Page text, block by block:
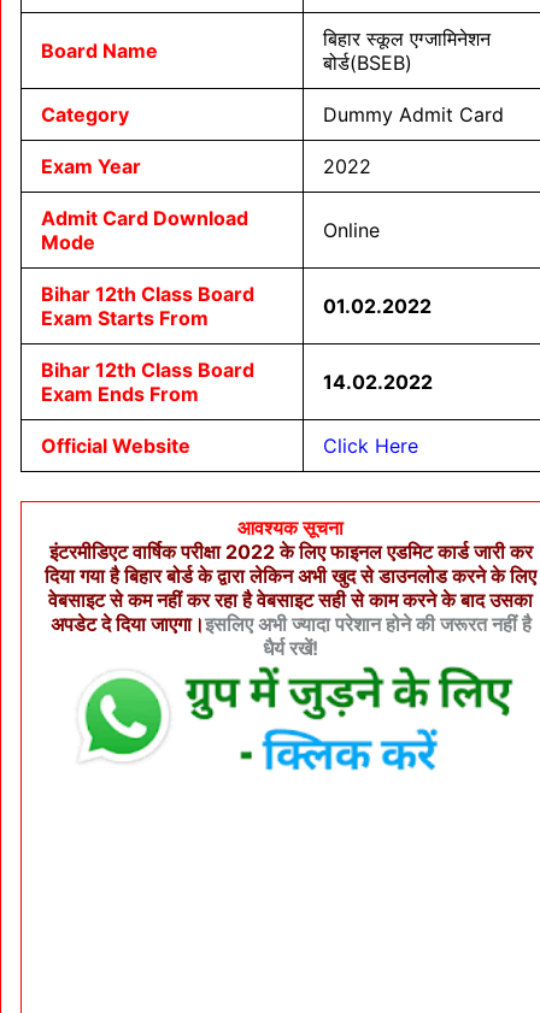
Board Name
बिहार स्कूल एग्जामिनेशन
बोर्ड(BSEB)
Category Dummy Admit Card
Exam Year 2022
Admit Card Download
Mode
Online
Bihar 12th Class Board
Exam Starts From
01.02.2022
Bihar 12th Class Board
Exam Ends From
14.02.2022
Official Website Click Here
आवश्यक सूचना
इंटरमीडिएट वार्षिक परीक्षा 2022 के लिए फाइनल एडमिट कार्ड जारी कर
दिया गया है बिहार बोर्ड के द्वारा लेकिन अभी खुद से डाउनलोड करने के लिए
वेबसाइट से कम नहीं कर रहा है वेबसाइट सही से काम करने के बाद उसका
अपडेट दे दिया जाएगा।इसलिए अभी ज्यादा परेशान होने की जरूरत नहीं है
धैर्य रखें!